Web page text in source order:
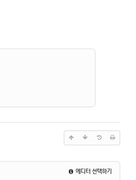
에디터 선택하기